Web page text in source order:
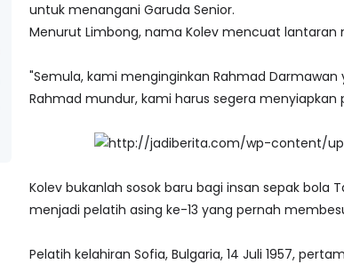
untuk menangani Garuda Senior.
Menurut Limbong, nama Kolev mencuat lantaran
"Semula, kami menginginkan Rahmad
Rahmad mundur, kami harus segera
Kolev bukanlah sosok baru bagi insan sepak bola
menjadi pelatih asing ke-13 yang pernah
Pelatih kelahiran Sofia, Bulgaria, 14 Juli 1957,